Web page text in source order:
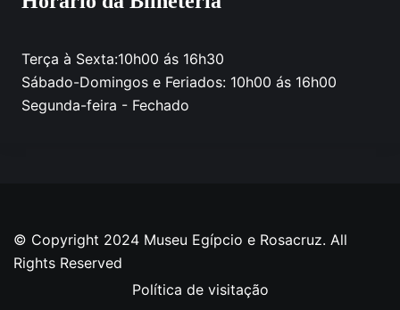
Terça à Sexta:10h00 ás 16h30
Sábado-Domingos e Feriados: 10h00 ás 16h00
Segunda-feira - Fechado
© Copyright 2024 Museu Egípcio e Rosacruz. All
Rights Reserved
Política de visitação